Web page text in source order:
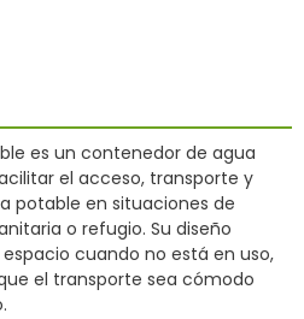
es un contenedor de agua
el acceso, transporte y
potable en situaciones de
o refugio. Su diseño
cuando no está en uso,
el transporte sea cómodo